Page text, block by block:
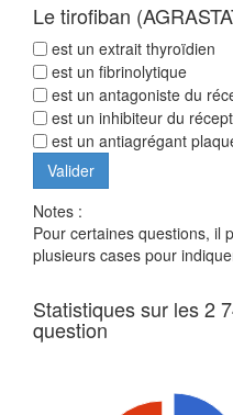
Le tirofiban
est un extrait thyroïdien
est un fibrinolytique
est un antagoniste du
est un inhibiteur du
est un antiagrégant
Notes :
Pour certaines questions, il
plusieurs cases pour
Statistiques sur les 2
question